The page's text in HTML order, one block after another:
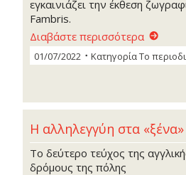
εγκαινιάζει την έκθεση
Fambris.
Διαβάστε περισσότερα
01/07/2022 ΚατηγορίαΤο
Η αλληλεγγύη στα «ξένα»
Το δεύτερο τεύχος της
δρόμους της πόλης